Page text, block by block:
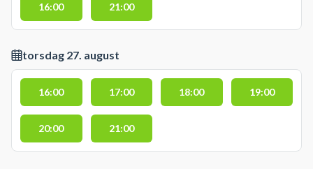
16:00 21:00
torsdag 27. august
16:00 17:00 18:00 19:00
20:00 21:00